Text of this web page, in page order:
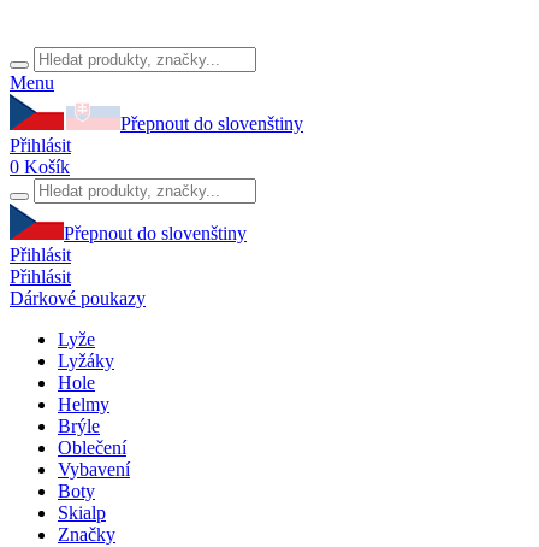
Menu
Přepnout do slovenštiny
Přihlásit
0 Košík
Přepnout do slovenštiny
Přihlásit
Přihlásit
Dárkové poukazy
Lyže
Lyžáky
Hole
Helmy
Brýle
Oblečení
Vybavení
Boty
Skialp
Značky